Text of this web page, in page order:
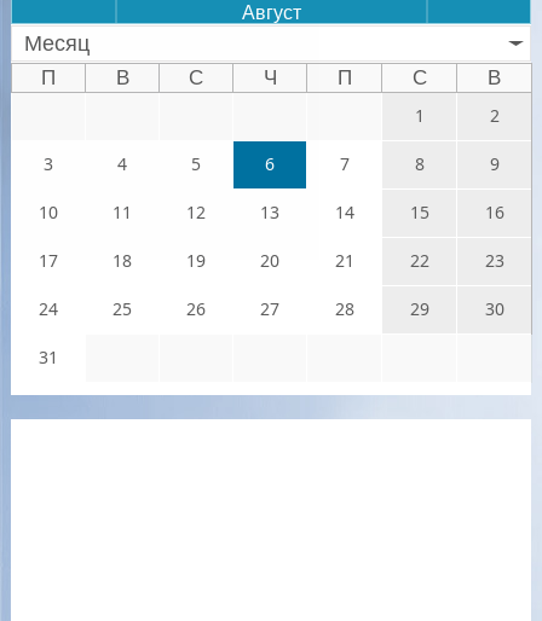
Август
Месяц
П В С Ч П С
В
1
2
3 4 5 6 7 8 9
10 11 12 13 14 15 16
17 18 19 20 21 22 23
24 25 26 27 28 29 30
31